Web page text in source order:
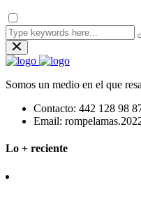
Somos un medio en el que
Contacto: 442 128 98
Email:
Lo + reciente